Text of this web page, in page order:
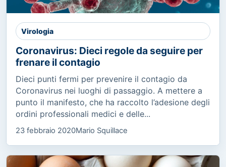
Virologia
Coronavirus: Dieci regole da seguire per
frenare il contagio
Dieci punti fermi per prevenire il contagio da
Coronavirus nei luoghi di passaggio. A mettere a
punto il manifesto, che ha raccolto l’adesione degli
ordini professionali medici e delle...
23 febbraio 2020Mario Squillace